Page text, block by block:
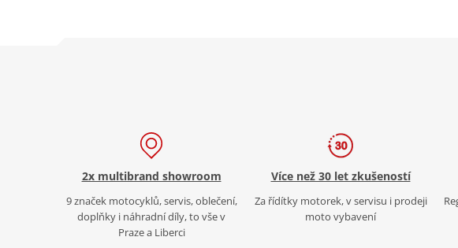
2x multibrand showroom
9 značek motocyklů, servis, oblečení,
doplňky i náhradní díly, to vše v
Praze a Liberci
Více než 30 let zkušeností
Za řídítky motorek, v servisu i prodeji
moto vybavení